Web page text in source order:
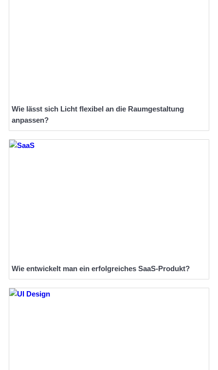
Wie lässt sich Licht flexibel an die Raumgestaltung
anpassen?
Wie entwickelt man ein erfolgreiches SaaS-Produkt?